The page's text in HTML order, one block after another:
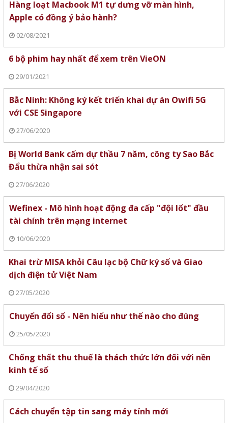
Hàng loạt Macbook M1 tự dưng vỡ màn hình,
Apple có đồng ý bảo hành?
02/08/2021
6 bộ phim hay nhất để xem trên VieON
29/01/2021
Bắc Ninh: Không ký kết triển khai dự án Owifi 5G
với CSE Singapore
27/06/2020
Bị World Bank cấm dự thầu 7 năm, công ty Sao Bắc
Đẩu thừa nhận sai sót
27/06/2020
Wefinex - Mô hình hoạt động đa cấp "đội lốt" đầu
tài chính trên mạng internet
10/06/2020
Khai trừ MISA khỏi Câu lạc bộ Chữ ký số và Giao
dịch điện tử Việt Nam
27/05/2020
Chuyển đổi số - Nên hiểu như thế nào cho đúng
25/05/2020
Chống thất thu thuế là thách thức lớn đối với nền
kinh tế số
29/04/2020
Cách chuyển tập tin sang máy tính mới